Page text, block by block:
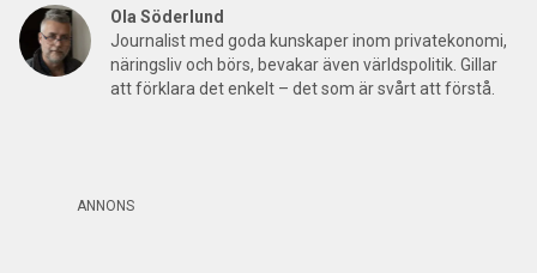
Ola Söderlund
Journalist med goda kunskaper inom privatekonomi,
näringsliv och börs, bevakar även världspolitik. Gillar
att förklara det enkelt – det som är svårt att förstå.
ANNONS